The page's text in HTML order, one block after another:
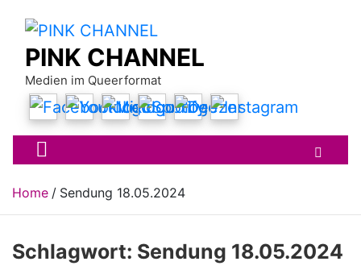
contentPINK CHANNEL
Medien im Queerformat
Home Sendung 18.05.2024
Schlagwort: Sendung 18.05.2024